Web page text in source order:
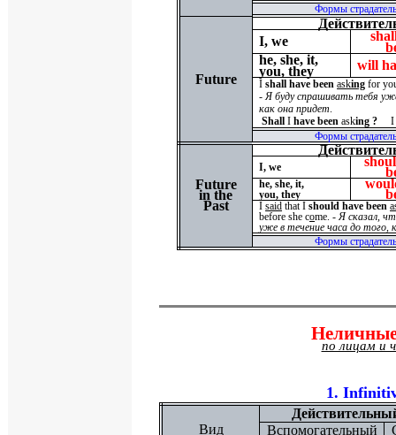
Формы
Future
I, we
he, she, it,
you, they will
Ishall have been asking for
-Я буду спрашивать тебя
как она придет.
Shall Ihave been asking ? I
Формы
Future
in the
Past
I, we
he, she, it,
you, they
Isaid that Ishould have been
before she come. -Я сказал,
уже в течение часа до того,
Формы
по лицам и
1.
Вид
Вспомогательный